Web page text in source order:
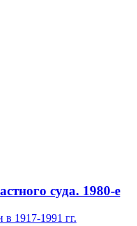
суда. 1980-е
1917-1991 гг.